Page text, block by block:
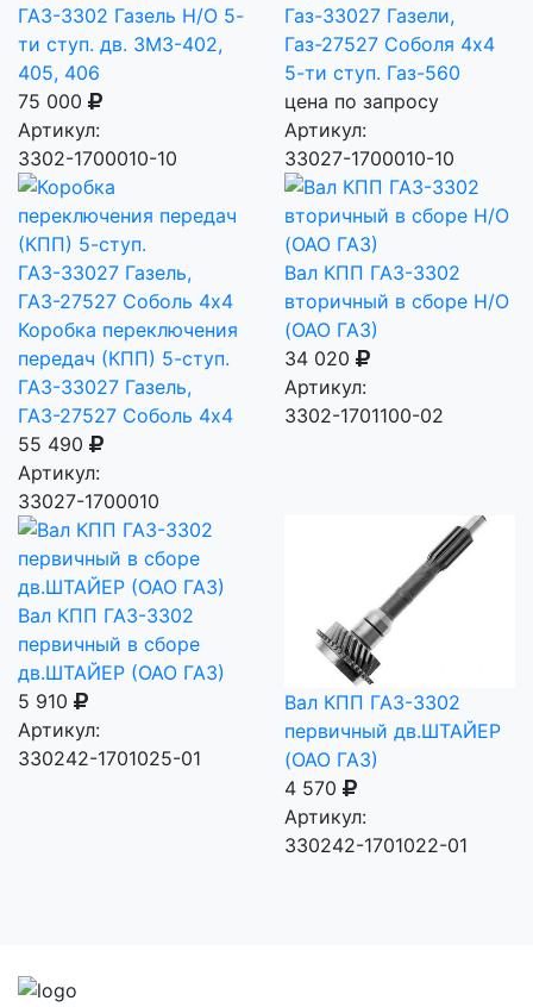
ГАЗ-3302 Газель Н/О 5-
ти ступ. дв. ЗМЗ-402,
405, 406
75 000
Артикул:
3302-1700010-10
Газ-33027 Газели,
Газ-27527 Соболя 4х4
5-ти ступ. Газ-560
цена по запросу
Артикул:
33027-1700010-10
Коробка переключения
передач (КПП) 5-ступ.
ГАЗ-33027 Газель,
ГАЗ-27527 Соболь 4х4
55 490
Артикул:
33027-1700010
Вал КПП ГАЗ-3302
вторичный в сборе Н/О
(ОАО ГАЗ)
34 020
Артикул:
3302-1701100-02
Вал КПП ГАЗ-3302
первичный в сборе
дв.ШТАЙЕР (ОАО ГАЗ)
5 910
Артикул:
330242-1701025-01
Вал КПП ГАЗ-3302
первичный дв.ШТАЙЕР
(ОАО ГАЗ)
4 570
Артикул:
330242-1701022-01